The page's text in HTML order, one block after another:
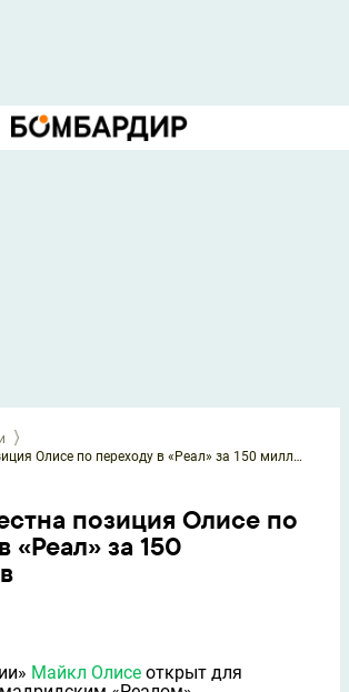
Стала известна позиция Олисе по переходу в «Реал» за 150 миллионов
позиция Олисе по
«Реал» за 150
Майкл Олисе открыт для